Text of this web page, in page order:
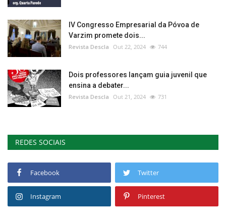
IV Congresso Empresarial da Póvoa de
Varzim promete dois...
Revista Descla Out 22, 2024 744
Dois professores lançam guia juvenil que
ensina a debater...
Revista Descla Out 21, 2024 731
REDES SOCIAIS
Facebook Twitter
Instagram Pinterest